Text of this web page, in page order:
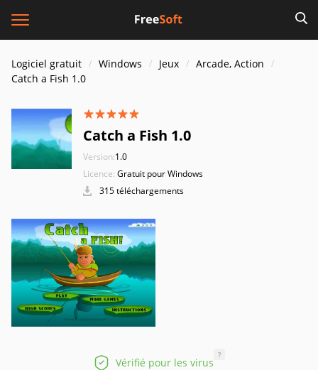
Logiciel gratuit Windows Jeux
Arcade, Action
Catch a Fish 1.0
Catch a Fish 1.0
Version:1.0
Licence: Gratuit pour Windows
315 téléchargements
Vérifié pour les virus
?